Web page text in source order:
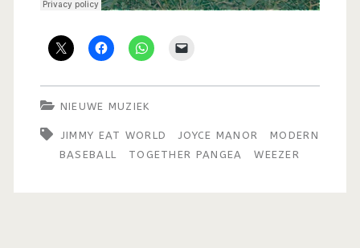
NIEUWE MUZIEK
JIMMY EAT WORLD JOYCE MANOR
MODERN
BASEBALL
TOGETHER PANGEA WEEZER